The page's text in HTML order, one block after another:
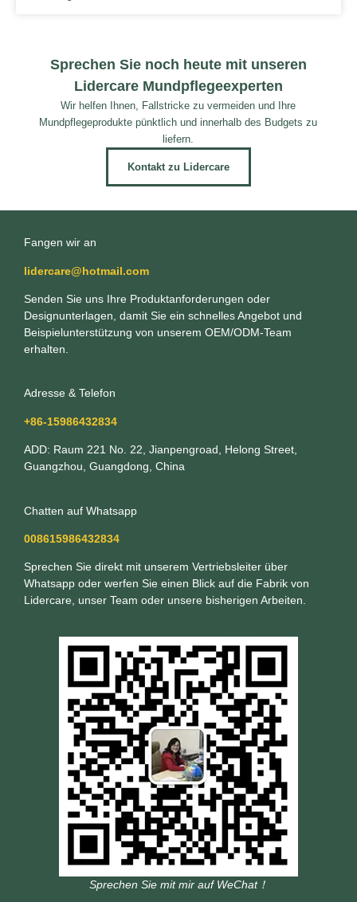
Sprechen Sie noch heute mit unseren
Lidercare Mundpflegeexperten
Wir helfen Ihnen, Fallstricke zu vermeiden und Ihre
Mundpflegeprodukte pünktlich und innerhalb des Budgets zu
liefern.
Kontakt zu Lidercare
Fangen wir an
lidercare@hotmail.com
Senden Sie uns Ihre Produktanforderungen oder
Designunterlagen, damit Sie ein schnelles Angebot und
Beispielunterstützung von unserem OEM/ODM-Team
erhalten.
Adresse & Telefon
+86-15986432834
ADD: Raum 221 No. 22, Jianpengroad, Helong Street,
Guangzhou, Guangdong, China
Chatten auf Whatsapp
008615986432834
Sprechen Sie direkt mit unserem Vertriebsleiter über
Whatsapp oder werfen Sie einen Blick auf die Fabrik von
Lidercare, unser Team oder unsere bisherigen Arbeiten.
Sprechen Sie mit mir auf WeChat！